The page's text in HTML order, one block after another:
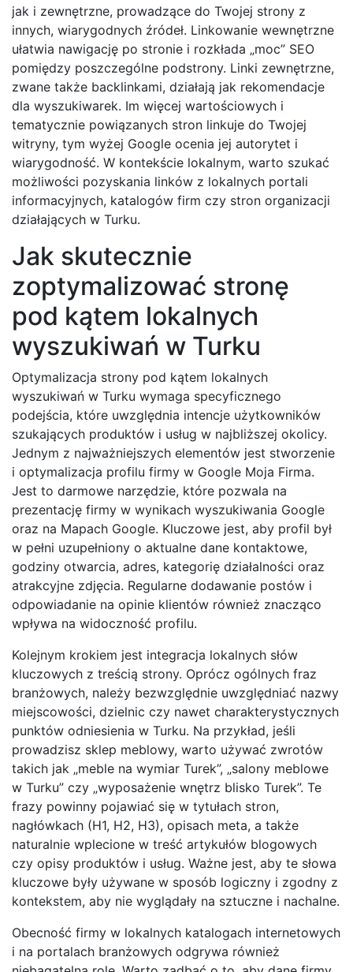
jak i zewnętrzne, prowadzące do Twojej strony z
innych, wiarygodnych źródeł. Linkowanie wewnętrzne
ułatwia nawigację po stronie i rozkłada „moc” SEO
pomiędzy poszczególne podstrony. Linki zewnętrzne,
zwane także backlinkami, działają jak rekomendacje
dla wyszukiwarek. Im więcej wartościowych i
tematycznie powiązanych stron linkuje do Twojej
witryny, tym wyżej Google ocenia jej autorytet i
wiarygodność. W kontekście lokalnym, warto szukać
możliwości pozyskania linków z lokalnych portali
informacyjnych, katalogów firm czy stron organizacji
działających w Turku.
Jak skutecznie
zoptymalizować stronę
pod kątem lokalnych
wyszukiwań w Turku
Optymalizacja strony pod kątem lokalnych
wyszukiwań w Turku wymaga specyficznego
podejścia, które uwzględnia intencje użytkowników
szukających produktów i usług w najbliższej okolicy.
Jednym z najważniejszych elementów jest stworzenie
i optymalizacja profilu firmy w Google Moja Firma.
Jest to darmowe narzędzie, które pozwala na
prezentację firmy w wynikach wyszukiwania Google
oraz na Mapach Google. Kluczowe jest, aby profil był
w pełni uzupełniony o aktualne dane kontaktowe,
godziny otwarcia, adres, kategorię działalności oraz
atrakcyjne zdjęcia. Regularne dodawanie postów i
odpowiadanie na opinie klientów również znacząco
wpływa na widoczność profilu.
Kolejnym krokiem jest integracja lokalnych słów
kluczowych z treścią strony. Oprócz ogólnych fraz
branżowych, należy bezwzględnie uwzględniać nazwy
miejscowości, dzielnic czy nawet charakterystycznych
punktów odniesienia w Turku. Na przykład, jeśli
prowadzisz sklep meblowy, warto używać zwrotów
takich jak „meble na wymiar Turek”, „salony meblowe
w Turku” czy „wyposażenie wnętrz blisko Turek”. Te
frazy powinny pojawiać się w tytułach stron,
nagłówkach (H1, H2, H3), opisach meta, a także
naturalnie wplecione w treść artykułów blogowych
czy opisy produktów i usług. Ważne jest, aby te słowa
kluczowe były używane w sposób logiczny i zgodny z
kontekstem, aby nie wyglądały na sztuczne i nachalne.
Obecność firmy w lokalnych katalogach internetowych
i na portalach branżowych odgrywa również